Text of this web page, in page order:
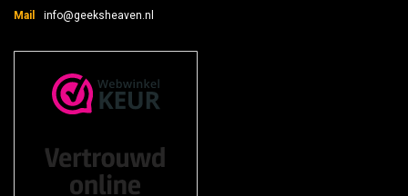
Mail
info@geeksheaven.nl